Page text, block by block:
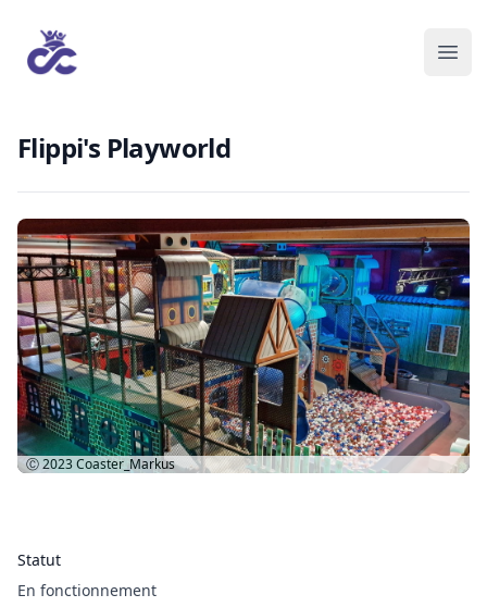
Flippi's Playworld
Statut
En fonctionnement
Ⓒ 2023Coaster_Markus